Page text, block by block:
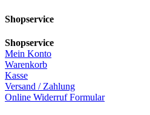
Shopservice
Shopservice
Mein Konto
Warenkorb
Kasse
Versand / Zahlung
Online Widerruf Formular